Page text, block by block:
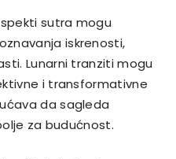
sutra mogu
iskrenosti,
Lunarni tranziti mogu
i transformativne
da sagleda
za budućnost.